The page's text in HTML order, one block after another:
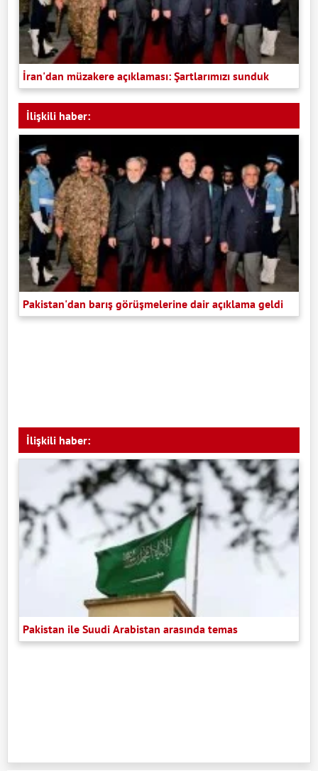
İran'dan müzakere açıklaması: Şartlarımızı sunduk
İlişkili haber:
Pakistan'dan barış görüşmelerine dair açıklama geldi
İlişkili haber:
Pakistan ile Suudi Arabistan arasında temas